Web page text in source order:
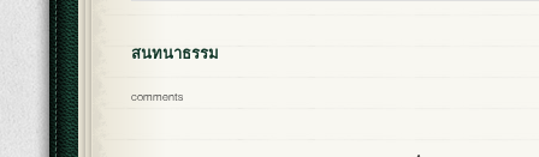
สนทนาธรรม
comments